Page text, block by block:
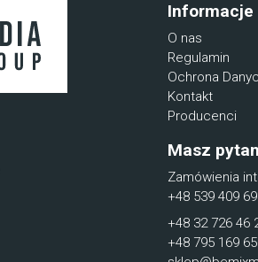
Informacje
O nas
Regulamin
Ochrona
Kontakt
Producenci
Masz
Zamówienia
+48 539 409
+48 32 726 46
+48 795 169